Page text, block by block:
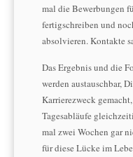
mal die Bewerbungen
fertigschreiben und
absolvieren. Kontakte
Das Ergebnis und die
werden austauschbar,
Karrierezweck
Tagesabläufe
mal zwei Wochen gar
für diese Lücke im